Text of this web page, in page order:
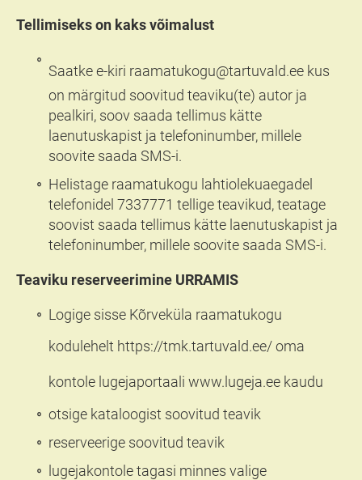
Tellimiseks on kaks võimalust
Saatke e-kiri raamatukogu@tartuvald.ee kus
on märgitud soovitud teaviku(te) autor ja
pealkiri, soov saada tellimus kätte
laenutuskapist ja telefoninumber, millele
soovite saada SMS-i.
Helistage raamatukogu lahtiolekuaegadel
telefonidel 7337771 tellige teavikud, teatage
soovist saada tellimus kätte laenutuskapist ja
telefoninumber, millele soovite saada SMS-i.
Teaviku reserveerimine URRAMIS
Logige sisse Kõrveküla raamatukogu
kodulehelt https://tmk.tartuvald.ee/oma
kontole lugejaportaali www.lugeja.ee kaudu
otsige kataloogist soovitud teavik
reserveerige soovitud teavik
lugejakontole tagasi minnes valige